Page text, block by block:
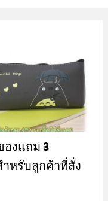
งแถม 3
ำหรับลูกค้าที่สั่ง